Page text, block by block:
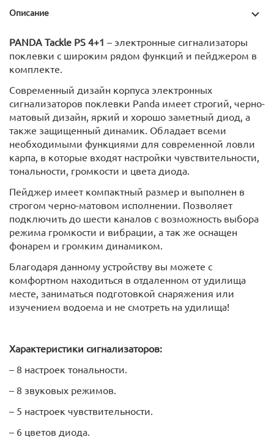
Описание
PANDA Tackle PS 4+1 – электронные сигнализаторы
поклевки с широким рядом функций и пейджером в
комплекте.
Современный дизайн корпуса электронных
сигнализаторов поклевки Panda имеет строгий, черно-
матовый дизайн, яркий и хорошо заметный диод, а
также защищенный динамик. Обладает всеми
необходимыми функциями для современной ловли
карпа, в которые входят настройки чувствительности,
тональности, громкости и цвета диода.
Пейджер имеет компактный размер и выполнен в
строгом черно-матовом исполнении. Позволяет
подключить до шести каналов с возможность выбора
режима громкости и вибрации, а так же оснащен
фонарем и громким динамиком.
Благодаря данному устройству вы можете с
комфортном находиться в отдаленном от удилища
месте, заниматься подготовкой снаряжения или
изучением водоема и не смотреть на удилища!
Характеристики сигнализаторов:
– 8 настроек тональности.
– 8 звуковых режимов.
– 5 настроек чувствительности.
– 6 цветов диода.